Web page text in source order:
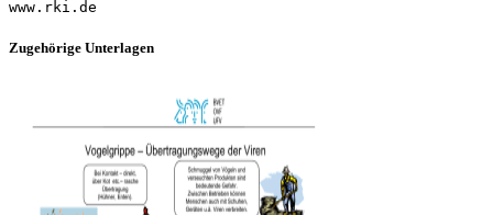
Zugehörige Unterlagen